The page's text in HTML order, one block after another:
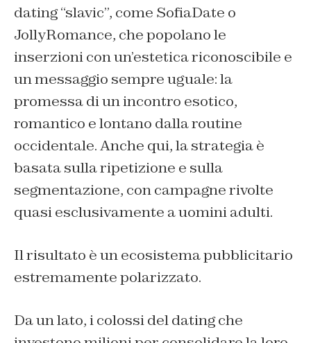
dating “slavic”, come SofiaDate o
JollyRomance, che popolano le
inserzioni con un’estetica riconoscibile e
un messaggio sempre uguale: la
promessa di un incontro esotico,
romantico e lontano dalla routine
occidentale. Anche qui, la strategia è
basata sulla ripetizione e sulla
segmentazione, con campagne rivolte
quasi esclusivamente a uomini adulti.
Il risultato è un ecosistema pubblicitario
estremamente polarizzato.
Da un lato, i colossi del dating che